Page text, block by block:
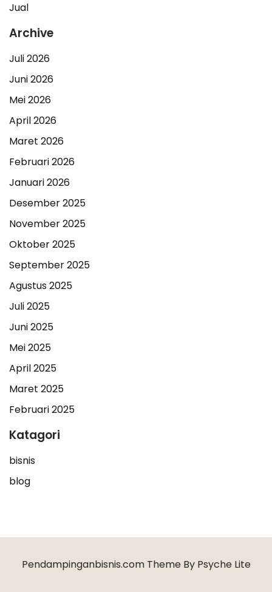
Jual
Archive
Juli 2026
Juni 2026
Mei 2026
April 2026
Maret 2026
Februari 2026
Januari 2026
Desember 2025
November 2025
Oktober 2025
September 2025
Agustus 2025
Juli 2025
Juni 2025
Mei 2025
April 2025
Maret 2025
Februari 2025
Katagori
bisnis
blog
Pendampinganbisnis.com Theme By Psyche Lite